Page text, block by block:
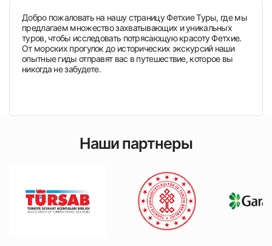
Добро пожаловать на нашу страницу Фетхие Туры, где мы
предлагаем множество захватывающих и уникальных
туров, чтобы исследовать потрясающую красоту Фетхие.
От морских прогулок до исторических экскурсий наши
опытные гиды отправят вас в путешествие, которое вы
никогда не забудете.
Наши партнеры